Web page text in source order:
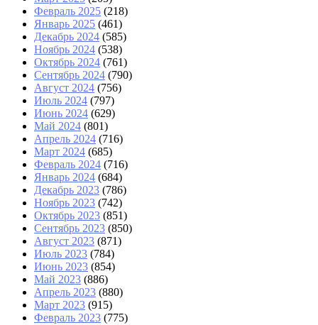
Февраль 2025 (218)
Январь 2025 (461)
Декабрь 2024 (585)
Ноябрь 2024 (538)
Октябрь 2024 (761)
Сентябрь 2024 (790)
Август 2024 (756)
Июль 2024 (797)
Июнь 2024 (629)
Май 2024 (801)
Апрель 2024 (716)
Март 2024 (685)
Февраль 2024 (716)
Январь 2024 (684)
Декабрь 2023 (786)
Ноябрь 2023 (742)
Октябрь 2023 (851)
Сентябрь 2023 (850)
Август 2023 (871)
Июль 2023 (784)
Июнь 2023 (854)
Май 2023 (886)
Апрель 2023 (880)
Март 2023 (915)
Февраль 2023 (775)